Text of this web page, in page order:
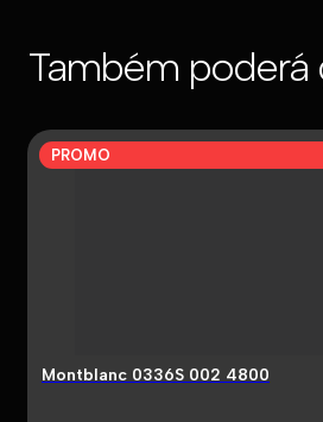
Também poderá
PROMO
Montblanc 0336S 002 4800